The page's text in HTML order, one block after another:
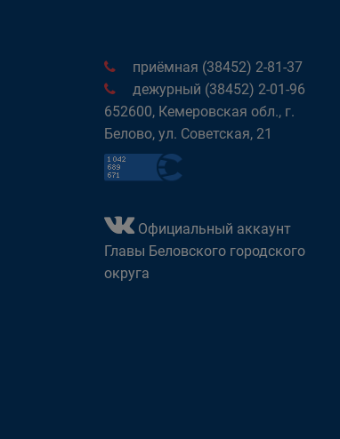
приёмная (38452) 2-81-37
дежурный (38452) 2-01-96
652600, Кемеровская обл., г.
Белово, ул. Советская, 21
Официальный аккаунт
Главы Беловского городского
округа